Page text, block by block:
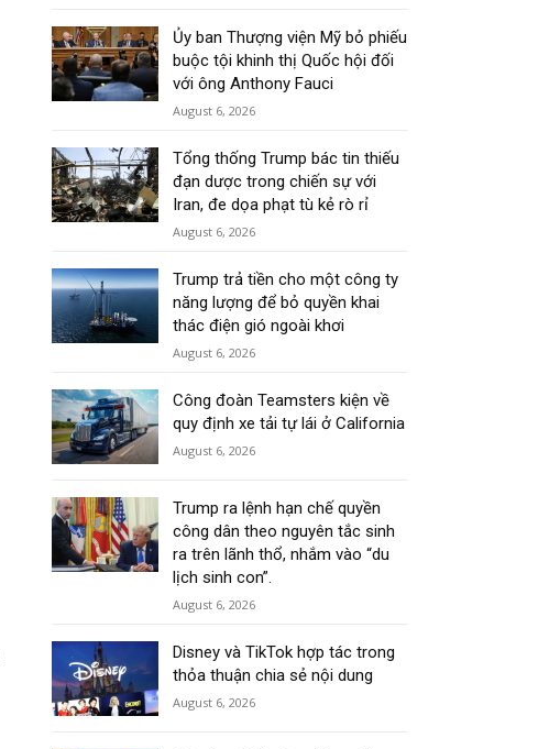
Ủy ban Thượng viện Mỹ bỏ phiếu
buộc tội khinh thị Quốc hội đối
với ông Anthony Fauci
August 6, 2026
Tổng thống Trump bác tin thiếu
đạn dược trong chiến sự với
Iran, đe dọa phạt tù kẻ rò rỉ
August 6, 2026
Trump trả tiền cho một công ty
năng lượng để bỏ quyền khai
thác điện gió ngoài khơi
August 6, 2026
Công đoàn Teamsters kiện về
quy định xe tải tự lái ở California
August 6, 2026
Trump ra lệnh hạn chế quyền
công dân theo nguyên tắc sinh
ra trên lãnh thổ, nhắm vào “du
lịch sinh con”.
August 6, 2026
Disney và TikTok hợp tác trong
thỏa thuận chia sẻ nội dung
August 6, 2026